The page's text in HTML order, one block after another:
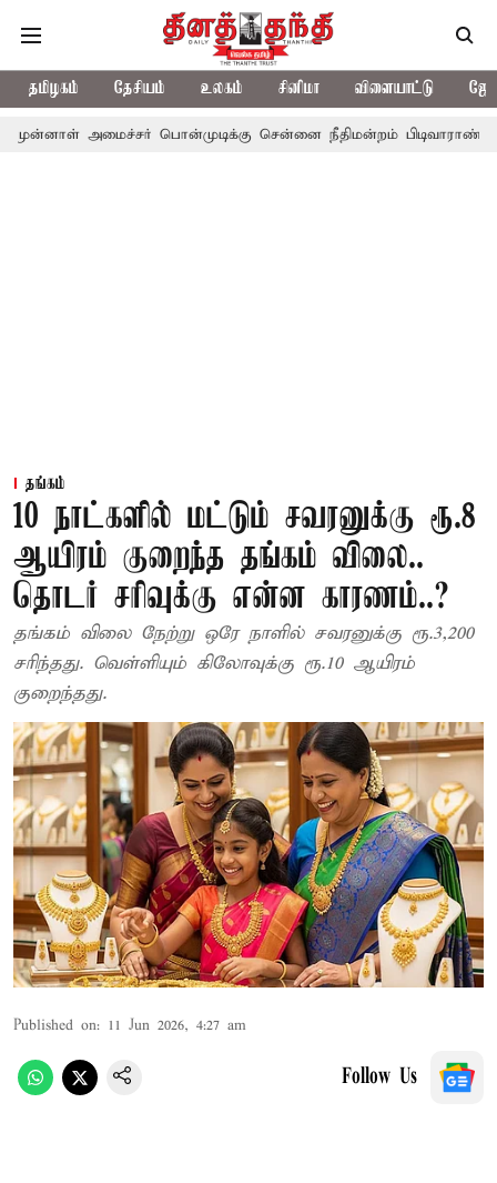
தமிழகம் தேசியம் உலகம் சினிமா விளையாட்டு
பொன்முடிக்கு சென்னை நீதிமன்றம் பிடிவாராண்ட்
தங்கம்
10 நாட்களில் மட்டும் சவரனுக்கு ரூ.8
ஆயிரம் குறைந்த தங்கம் விலை..
தொடர் சரிவுக்கு என்ன காரணம்..?
தங்கம் விலை நேற்று ஒரே நாளில் சவரனுக்கு ரூ.3,200
சரிந்தது. வெள்ளியும் கிலோவுக்கு ரூ.10 ஆயிரம்
குறைந்தது.
Published on: 11 Jun 2026, 4:27 am
Follow Us